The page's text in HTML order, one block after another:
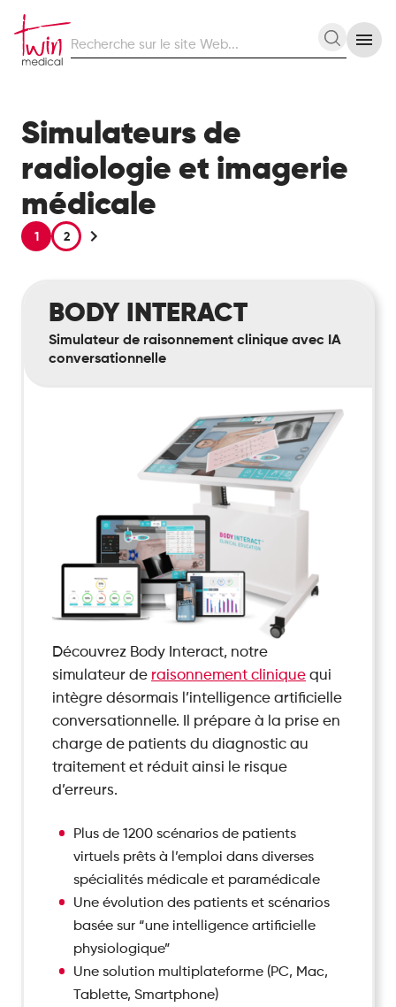
sur
Web
Simulateurs de
radiologie et imagerie
médicale
1 2
Interact
BODY INTERACT
Simulateur de raisonnement clinique avec IA
conversationnelle
Découvrez Body Interact, notre
simulateur de raisonnement clinique qui
intègre désormais l’intelligence artificielle
conversationnelle. Il prépare à la prise en
charge de patients du diagnostic au
traitement et réduit ainsi le risque
d’erreurs.
Plus de 1200 scénarios de patients
virtuels prêts à l’emploi dans diverses
spécialités médicale et paramédicale
Une évolution des patients et scénarios
basée sur “une intelligence artificielle
physiologique”
Une solution multiplateforme (PC, Mac,
Tablette, Smartphone)